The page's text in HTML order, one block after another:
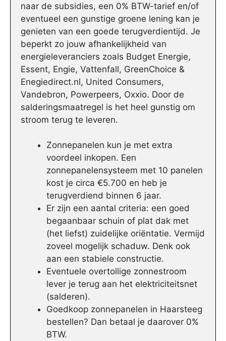
naar de subsidies, een 0% BTW-tarief en/of
eventueel een gunstige groene lening kan je
genieten van een goede terugverdientijd. Je
beperkt zo jouw afhankelijkheid van
energieleveranciers zoals Budget Energie,
Essent, Engie, Vattenfall, GreenChoice &
Enegiedirect.nl, United Consumers,
Vandebron, Powerpeers, Oxxio. Door de
salderingsmaatregel is het heel gunstig om
stroom terug te leveren.
Zonnepanelen kun je met extra
voordeel inkopen. Een
zonnepanelensysteem met 10 panelen
kost je circa €5.700 en heb je
terugverdiend binnen 6 jaar.
Er zijn een aantal criteria: een goed
begaanbaar schuin of plat dak met
(het liefst) zuidelijke oriëntatie. Vermijd
zoveel mogelijk schaduw. Denk ook
aan een stabiele constructie.
Eventuele overtollige zonnestroom
lever je terug aan het elektriciteitsnet
(salderen).
Goedkoop zonnepanelen in Haarsteeg
bestellen? Dan betaal je daarover 0%
BTW.